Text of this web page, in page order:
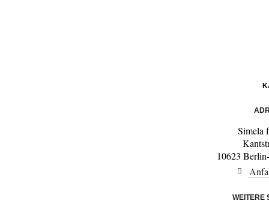
Simela
10623
WEITERE